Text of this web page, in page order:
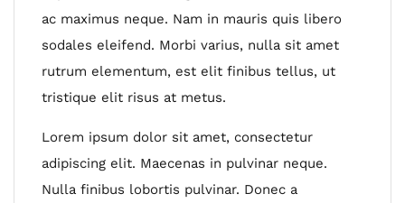
ac maximus neque. Nam in mauris quis libero
sodales eleifend. Morbi varius, nulla sit amet
rutrum elementum, est elit finibus tellus, ut
tristique elit risus at metus.
Lorem ipsum dolor sit amet, consectetur
adipiscing elit. Maecenas in pulvinar neque.
Nulla finibus lobortis pulvinar. Donec a